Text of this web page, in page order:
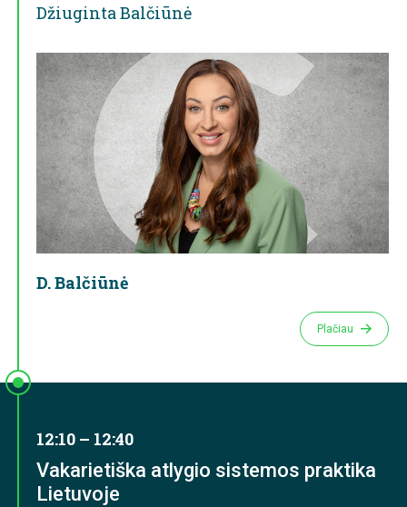
Džiuginta Balčiūnė
D. Balčiūnė
Plačiau
12:10 – 12:40
Vakarietiška atlygio sistemos praktika
Lietuvoje